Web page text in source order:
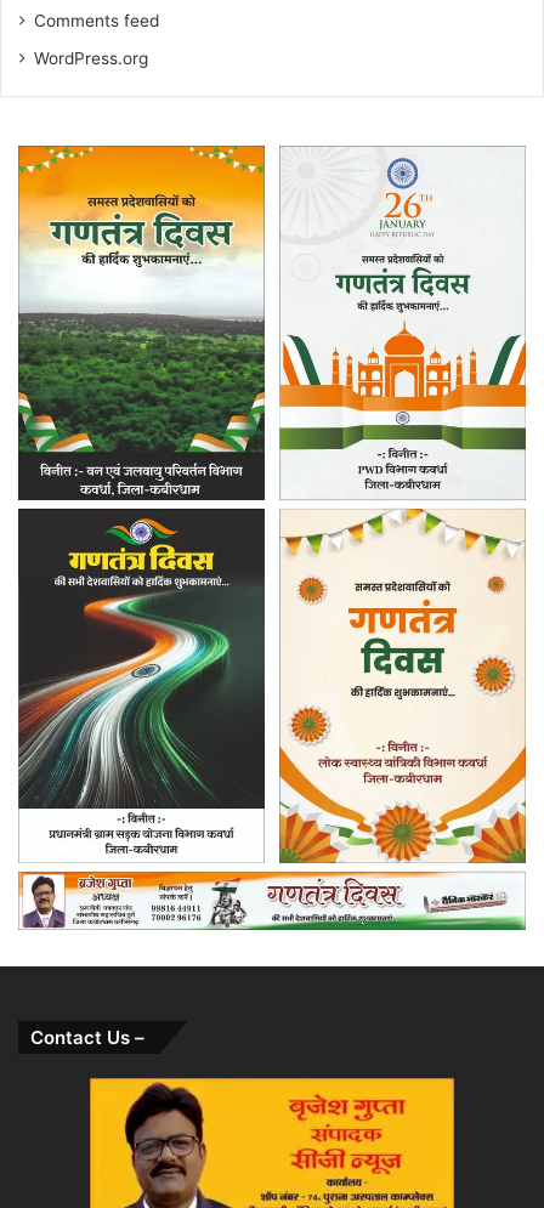
Comments feed
WordPress.org
Contact Us –